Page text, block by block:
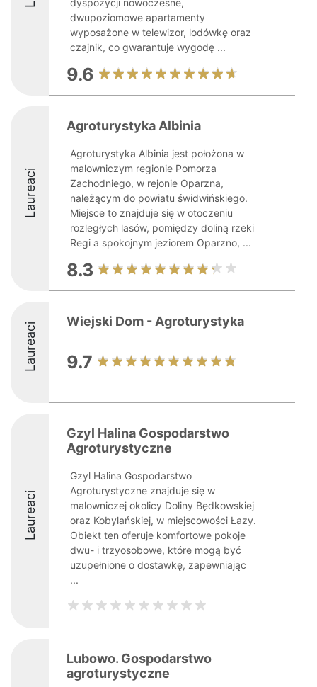
dyspozycji nowoczesne,
dwupoziomowe apartamenty
wyposażone w telewizor, lodówkę oraz
czajnik, co gwarantuje wygodę ...
9.6
Laureaci
Agroturystyka Albinia
Agroturystyka Albinia jest położona w
malowniczym regionie Pomorza
Zachodniego, w rejonie Oparzna,
należącym do powiatu świdwińskiego.
Miejsce to znajduje się w otoczeniu
rozległych lasów, pomiędzy doliną rzeki
Regi a spokojnym jeziorem Oparzno, ...
8.3
Laureaci Wiejski Dom - Agroturystyka
9.7
Laureaci
Gzyl Halina Gospodarstwo
Agroturystyczne
Gzyl Halina Gospodarstwo
Agroturystyczne znajduje się w
malowniczej okolicy Doliny Będkowskiej
oraz Kobylańskiej, w miejscowości Łazy.
Obiekt ten oferuje komfortowe pokoje
dwu- i trzyosobowe, które mogą być
uzupełnione o dostawkę, zapewniając
...
Lubowo. Gospodarstwo
agroturystyczne